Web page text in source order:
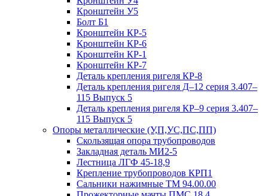
Кронштейн У5
Болт Б1
Кронштейн КР-5
Кронштейн КР-6
Кронштейн КР-1
Кронштейн КР-7
Деталь крепления ригеля КР‑8
Деталь крепления ригеля Д–12 серия 3.407–
115 Выпуск 5
Деталь крепления ригеля КР–9 серия 3.407–
115 Выпуск 5
Опоры металлические (У,П,УС,ПС,ПП)
Скользящая опора трубопроводов
Закладная деталь МИ2-5
Лестница ЛГФ 45-18,9
Крепление трубопроводов КРП1
Сальники нажимные ТМ 94.00.00